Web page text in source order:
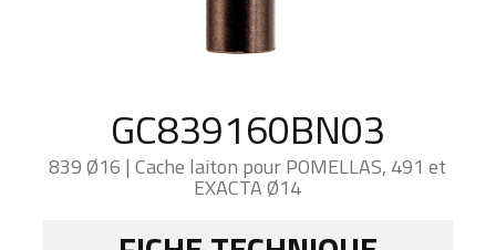
GC839160BN03
839 Ø16 | Cache laiton pour POMELLAS, 491 et
EXACTA Ø14